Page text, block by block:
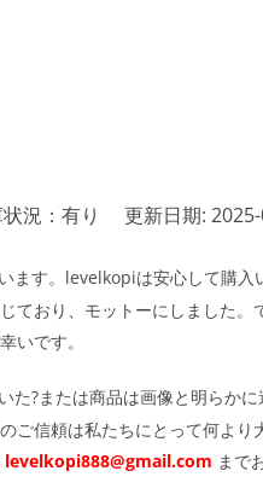
況：有り 更新日期:
ます。levelkopiは安心して購入
ており、モットーにしました。
いです。
た?または商品は画像と明らか
信頼は私たちにとって何より
levelkopi888@gmail.com まで